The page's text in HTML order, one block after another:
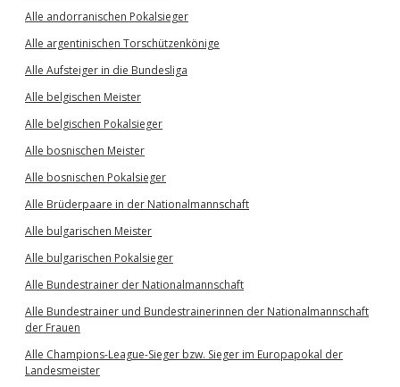
Alle andorranischen Pokalsieger
Alle argentinischen Torschützenkönige
Alle Aufsteiger in die Bundesliga
Alle belgischen Meister
Alle belgischen Pokalsieger
Alle bosnischen Meister
Alle bosnischen Pokalsieger
Alle Brüderpaare in der Nationalmannschaft
Alle bulgarischen Meister
Alle bulgarischen Pokalsieger
Alle Bundestrainer der Nationalmannschaft
Alle Bundestrainer und Bundestrainerinnen der Nationalmannschaft
der Frauen
Alle Champions-League-Sieger bzw. Sieger im Europapokal der
Landesmeister